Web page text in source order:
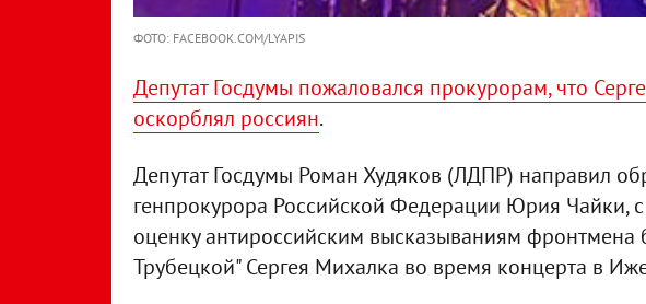
ФОТО: FACEBOOK.COM/LYAPIS
Депутат Госдумы пожаловался прокурорам, что
оскорблял россиян.
Депутат Госдумы Роман Худяков (ЛДПР) направил
генпрокурора Российской Федерации Юрия Чайки,
оценку антироссийским высказываниям фронтмена
Трубецкой" Сергея Михалка во время концерта в